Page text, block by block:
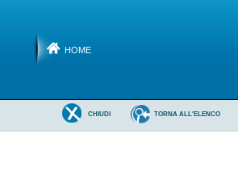
HOME
TORNA ALL'ELENCO
CHIUDI